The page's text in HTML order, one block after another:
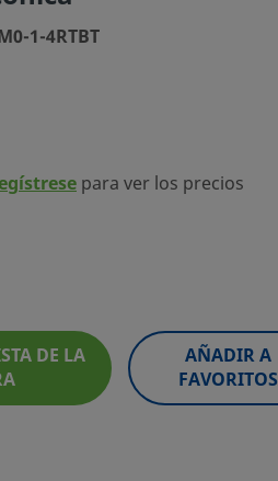
1-4RTBT
para ver los precios
DE LA
AÑADIR A
FAVORITOS